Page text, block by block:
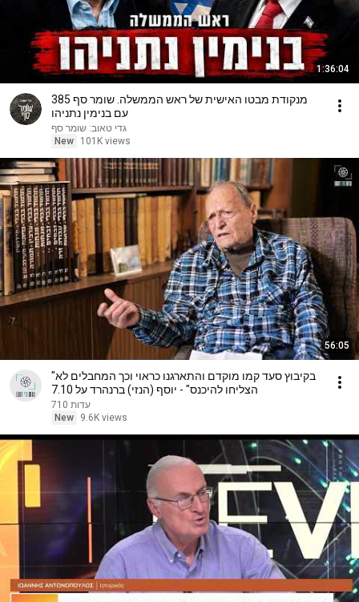
1:36:04
מנקודת מבטו האישית של ראש הממשלה. שומר סף 385
עם בנימין נתניהו
גדי טאוב: שומר סף
New
101K views
56:05
"בקיבוץ סעד קמו מוקדם והתארגנו כראוי וכך המחבלים לא
הצליחו להיכנס" - יוסף (הנזי) ברנהרד על 7.10
עדות 710
New
9.6K views